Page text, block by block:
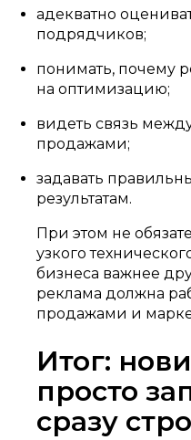
адекватно
подрядчиков;
понимать, почему
на оптимизацию;
видеть связь
продажами;
задавать
результатам.
При этом не
узкого
бизнеса важнее
реклама должна
продажами и
Итог:
просто
сразу